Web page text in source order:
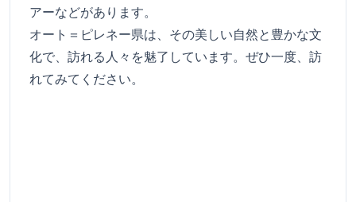
アーなどがあります。
オート＝ピレネー県は、その美しい自然と豊かな文
化で、訪れる人々を魅了しています。ぜひ一度、訪
れてみてください。